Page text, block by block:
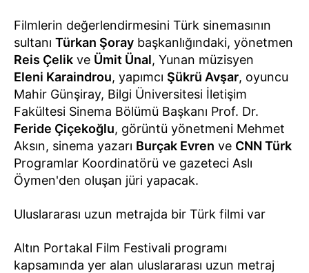
Filmlerin değerlendirmesini Türk sinemasının
sultanı Türkan Şoray başkanlığındaki, yönetmen
Reis Çelik ve Ümit Ünal, Yunan müzisyen
Eleni Karaindrou, yapımcı Şükrü Avşar, oyuncu
Mahir Günşiray, Bilgi Üniversitesi İletişim
Fakültesi Sinema Bölümü Başkanı Prof. Dr.
Feride Çiçekoğlu, görüntü yönetmeni Mehmet
Aksın, sinema yazarı Burçak Evren ve CNN Türk
Programlar Koordinatörü ve gazeteci Aslı
Öymen'den oluşan jüri yapacak.
Uluslararası uzun metrajda bir Türk filmi var
Altın Portakal Film Festivali programı
kapsamında yer alan uluslararası uzun metraj